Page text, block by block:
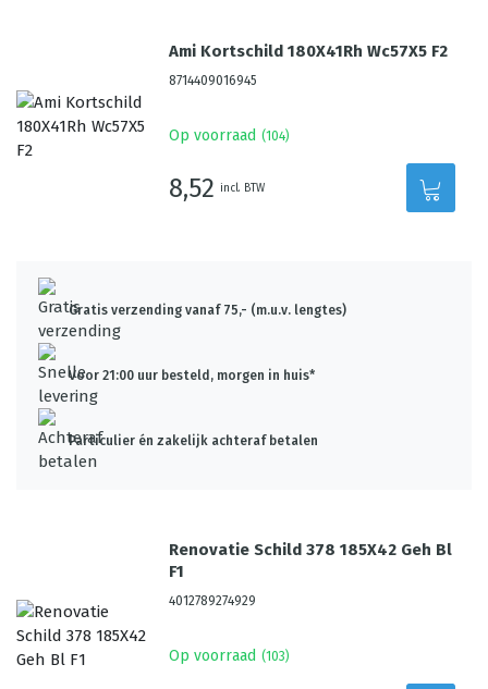
Ami Kortschild 180X41Rh Wc57X5 F2
8714409016945
Op voorraad (104)
8,52 incl. BTW
Gratis verzending vanaf 75,- (m.u.v. lengtes)
Voor 21:00 uur besteld, morgen in huis*
Particulier én zakelijk achteraf betalen
Renovatie Schild 378 185X42 Geh Bl
F1
4012789274929
Op voorraad (103)